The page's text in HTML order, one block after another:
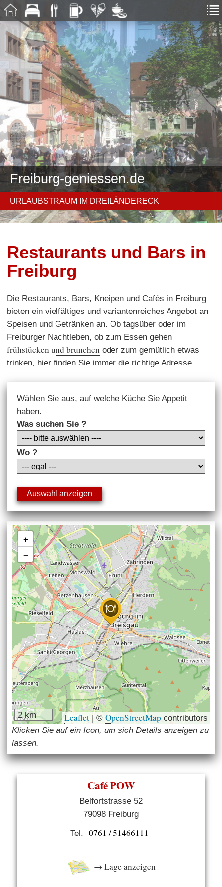
Freiburg-geniessen.de
URLAUBSTRAUM IM DREILÄNDERECK
Restaurants und Bars in
Freiburg
Die Restaurants, Bars, Kneipen und Cafés in Freiburg
bieten ein vielfältiges und variantenreiches Angebot an
Speisen und Getränken an. Ob tagsüber oder im
Freiburger Nachtleben, ob zum Essen gehen
frühstücken und brunchen oder zum gemütlich etwas
trinken, hier finden Sie immer die richtige Adresse.
Wählen Sie aus, auf welche Küche Sie Appetit
haben.
Was suchen Sie ?
Wo ?
+
−
2 km Leaflet | © OpenStreetMap contributors
Klicken Sie auf ein Icon, um sich Details anzeigen zu
lassen.
Café POW
Belfortstrasse 52
79098 Freiburg
Tel. 0761 / 51466111
→ Lage anzeigen